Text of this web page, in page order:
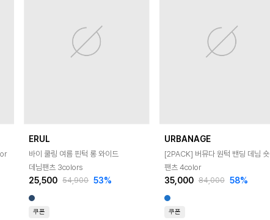
ERUL
바이 쿨링 여름 핀턱 롱 와이드
데님팬츠 3colors
25,500 54,900 53%
쿠폰
URBANAGE
[2PACK] 버뮤다 원턱 밴딩 데님 숏
팬츠 4color
35,000 84,000 58%
쿠폰